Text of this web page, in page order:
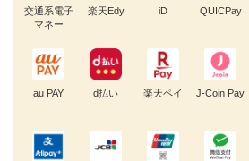
交通系電子
マネー
楽天Edy iD QUICPay
au PAY d払い 楽天ペイ J-Coin Pay